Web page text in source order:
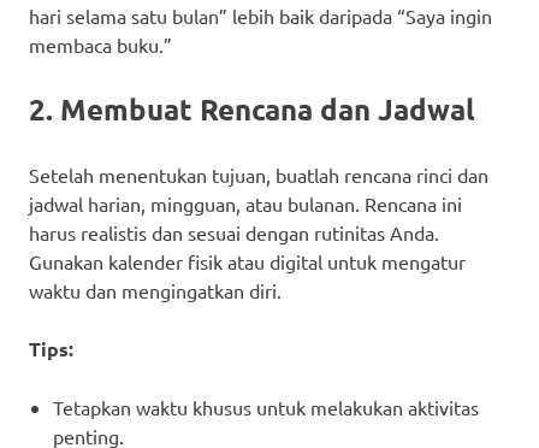
hari selama satu bulan” lebih baik daripada “Saya ingin
membaca buku.”
2. Membuat Rencana dan Jadwal
Setelah menentukan tujuan, buatlah rencana rinci dan
jadwal harian, mingguan, atau bulanan. Rencana ini
harus realistis dan sesuai dengan rutinitas Anda.
Gunakan kalender fisik atau digital untuk mengatur
waktu dan mengingatkan diri.
Tips:
Tetapkan waktu khusus untuk melakukan aktivitas
penting.